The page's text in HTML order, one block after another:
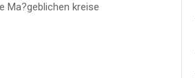
Ma?geblichen kreise